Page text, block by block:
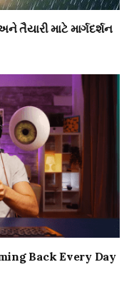
તૈયારી માટે માર્ગદર્શન
Back Every Day